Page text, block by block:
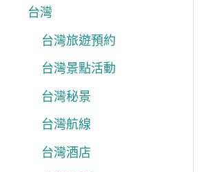
台灣
台灣旅遊預約
台灣景點活動
台灣秘景
台灣航線
台灣酒店